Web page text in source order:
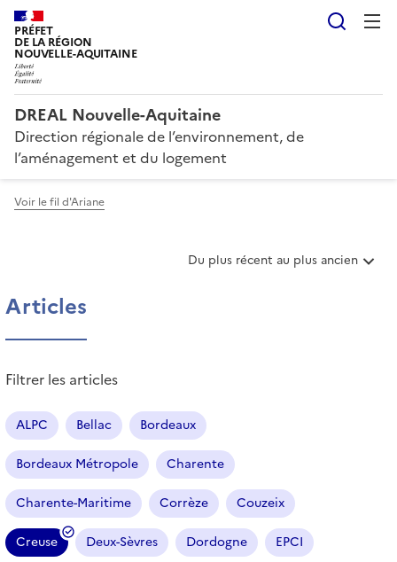
PRÉFET
DE LA RÉGION
NOUVELLE-AQUITAINE
DREAL Nouvelle-Aquitaine
Direction régionale de l’environnement, de
l’aménagement et du logement
Voir le fil d'Ariane
T
t
i
c
l
e
s
Du plus récent au plus ancien
Articles
Filtrer les articles
ALPC Bellac Bordeaux
Bordeaux Métropole Charente
Charente-Maritime Corrèze Couzeix
Creuse
(
Deux-Sèvres Dordogne EPCI